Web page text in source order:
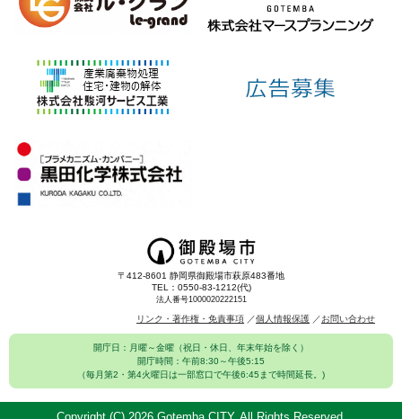
〒412-8601 静岡県御殿場市萩原483番地
TEL：0550-83-1212(代)
法人番号1000020222151
リンク・著作権・免責事項 個人情報保護 お問い合わせ
開庁日：月曜～金曜（祝日・休日、年末年始を除く）
開庁時間：午前8:30～午後5:15
（毎月第2・第4火曜日は一部窓口で午後6:45まで時間延長。)